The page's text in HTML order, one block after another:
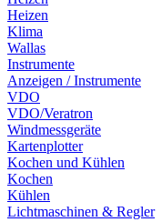
Heizen
Klima
Wallas
Instrumente
Anzeigen / Instrumente
VDO
VDO/Veratron
Windmessgeräte
Kartenplotter
Kochen und Kühlen
Kochen
Kühlen
Lichtmaschinen & Regler